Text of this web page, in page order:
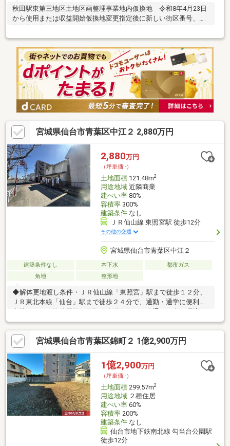
秋田駅東第三地区土地区画整理事業地内仮換地 令和8年4月23日
から使用または収益開始仮換地変更指定後に新しい街区番号、符
未定上下水道売主負担にて引込建築条件付き宅地 お申込み後3ヶ
月以内に当社と建物契約を結ぶものとします。B区画契約済 C区
画・D区画はご紹介可能です。
宮城県仙台市青葉区中江２ 2,880万円
2,880万円
（坪単価:-）
土地面積121.48m2
用途地域近隣商業
建ぺい率80%
容積率300%
建築条件なし
ＪＲ仙山線 東照宮駅 徒歩12分
その他の交通
宮城県仙台市青葉区中江２
建築条件なし 本下水
都市ガス
角地
整形地
◆解体更地渡し条件・ＪＲ仙山線「東照宮」駅まで徒歩１２分、
ＪＲ東北本線「仙台」駅まで徒歩２４分で、通勤・通学に便利な
す。・宅地内は高低差のないフラットな地形です。・北側道路
（幅員約３０ｍ）、東側道路（幅員約４ｍ）に面する角地。南側
にも仙台市所有の通路があり、開放感ある立地条件です。・建築
条件付き売地ではないため、お好きなハウスメーカー・工務店で
の建築が可能です。間取り、設備、外観、全て自分好みのスタイ
ルで一からご検討いただくことが可能です。・近隣商業地域に存
します。容積率３００％、建蔽率８０％（角地緩和適用で９
０％）です。
宮城県仙台市青葉区錦町２ 1億2,900万円
1億2,900万円
（坪単価:-）
土地面積299.57m2
用途地域２種住居
建ぺい率60%
容積率200%
建築条件なし
仙台市地下鉄南北線 勾当台公園駅
徒歩12分